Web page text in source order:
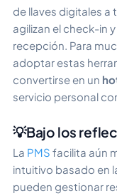
de llaves digitales a
agilizan el check-in
recepción. Para
adoptar estas
convertirse en un
servicio personal
💡Bajo los
La PMS facilita aún
intuitivo basado en
pueden gestionar